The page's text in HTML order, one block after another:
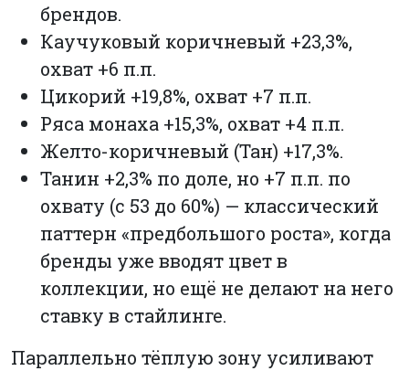
брендов.
Каучуковый коричневый +23,3%,
охват +6 п.п.
Цикорий +19,8%, охват +7 п.п.
Ряса монаха +15,3%, охват +4 п.п.
Желто-коричневый (Тан) +17,3%.
Танин +2,3% по доле, но +7 п.п. по
охвату (с 53 до 60%) — классический
паттерн «предбольшого роста», когда
бренды уже вводят цвет в
коллекции, но ещё не делают на него
ставку в стайлинге.
Параллельно тёплую зону усиливают